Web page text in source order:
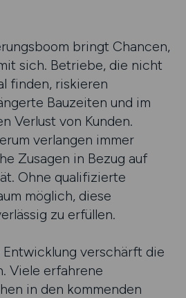
bringt Chancen,
sich. Betriebe, die nicht
finden, riskieren
Bauzeiten und im
Verlust von Kunden.
verlangen immer
Zusagen in Bezug auf
Ohne qualifizierte
möglich, diese
zu erfüllen.
verschärft die
Viele erfahrene
in den kommenden